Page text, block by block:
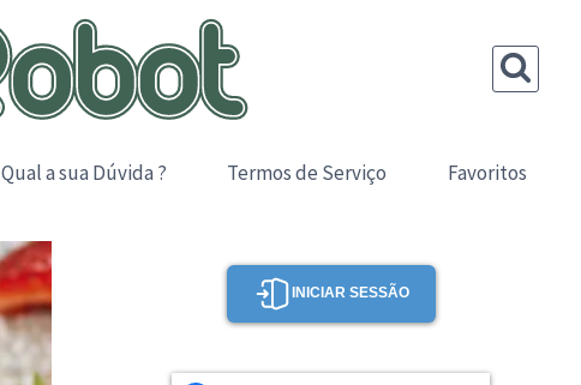
Qual a sua Dúvida ? Termos de Serviço Favoritos
INICIAR SESSÃO